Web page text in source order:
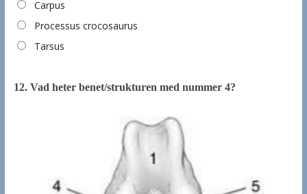
Carpus
Processus crocosaurus
Tarsus
12. Vad heter benet/strukturen med nummer 4?